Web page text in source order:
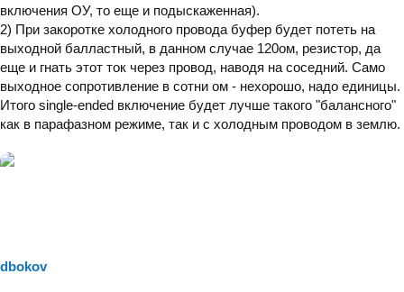
включения ОУ, то еще и подыскаженная).
2) При закоротке холодного провода буфер будет потеть на
выходной балластный, в данном случае 120ом, резистор, да
еще и гнать этот ток через провод, наводя на соседний. Само
выходное сопротивление в сотни ом - нехорошо, надо единицы.
Итого single-ended включение будет лучше такого "балансного"
как в парафазном режиме, так и с холодным проводом в землю.
dbokov